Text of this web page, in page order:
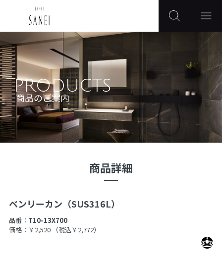
PRODUCTS
商品のご案内
商品詳細
ベンリーカン（SUS316L）
品番： T10-13X700
価格：￥2,520
（税込￥2,772）